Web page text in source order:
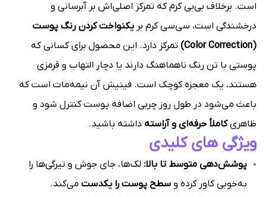
است. برخلاف بی‌بی کرم که تمرکز اصلی‌اش بر آبرسانی و
درخشندگی است، سی‌سی کرم بر یکنواخت کردن رنگ پوست
(Color Correction)
تمرکز دارد. این محصول برای کسانی که
پوستی با تن رنگ ناهماهنگ دارند یا دچار التهاب و قرمزی
هستند، یک معجزه کوچک است. فینیش آن نیمه‌مات است که
باعث می‌شود در طول روز چربی اضافه پوست کنترل شود و
ظاهریکاملاً حرفه‌ای و آراسته داشته باشید.
ویژگی های کلیدی
پوشش‌دهی متوسط تا بالا: لک‌ها، جای جوش و تیرگی‌ها را
به‌خوبی کاور کرده و سطح پوست را یکدست می‌کند.